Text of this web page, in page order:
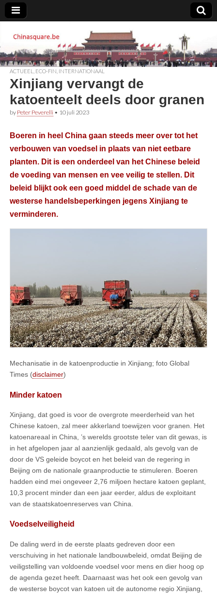
Chinasquare.be
ACTUEEL ECO-FIN INTERNATIONAAL
Xinjiang vervangt de
katoenteelt deels door granen
by Peter Peverelli • 10 juli 2023
Boeren in heel China gaan steeds meer over tot het
verbouwen van voedsel in plaats van niet eetbare
planten. Dit is een onderdeel van het Chinese beleid
de voeding van mensen en vee veilig te stellen. Dit
beleid blijkt ook een goed middel de schade van de
westerse handelsbeperkingen jegens Xinjiang te
verminderen.
Mechanisatie in de katoenproductie in Xinjiang; foto Global
Times (disclaimer)
Minder katoen
Xinjiang, dat goed is voor de overgrote meerderheid van het
Chinese katoen, zal meer akkerland toewijzen voor granen. Het
katoenareaal in China, ’s werelds grootste teler van dit gewas, is
in het afgelopen jaar al aanzienlijk gedaald, als gevolg van de
door de VS geleide boycot en het beleid van de regering in
Beijing om de nationale graanproductie te stimuleren. Boeren
hadden eind mei ongeveer 2,76 miljoen hectare katoen geplant,
10,3 procent minder dan een jaar eerder, aldus de exploitant
van de staatskatoenreserves van China.
Voedselveiligheid
De daling werd in de eerste plaats gedreven door een
verschuiving in het nationale landbouwbeleid, omdat Beijing de
veiligstelling van voldoende voedsel voor mens en dier hoog op
de agenda gezet heeft. Daarnaast was het ook een gevolg van
de westerse boycot van katoen uit de autonome regio Xinjiang,